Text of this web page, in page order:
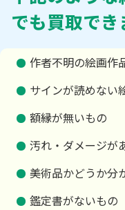
でも買取でき
作者不明の絵画作
サインが読めない
額縁が無いもの
汚れ・ダメージが
美術品かどうか分
鑑定書がないもの